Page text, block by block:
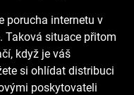
porucha internetu v
Taková situace přitom
když je váš
si ohlídat distribuci
poskytovateli